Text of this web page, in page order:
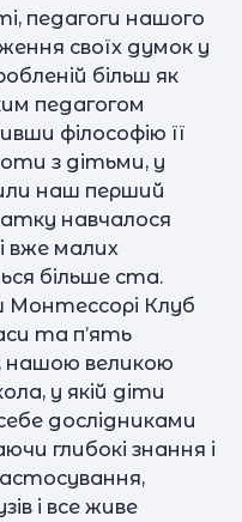
педагоги нашого
своїх думок у
більш як
педагогом
філософію її
з дітьми, у
наш перший
навчалося
вже малих
більше ста.
Монтессорі Клуб
та п’ять
нашою великою
у якій діти
дослідниками
глибокі знання і
і все живе